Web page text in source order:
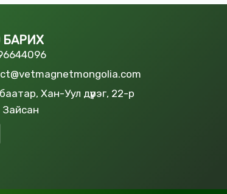
БАРИХ
Хан-Уул дүүрэг, 22-р
Зайсан